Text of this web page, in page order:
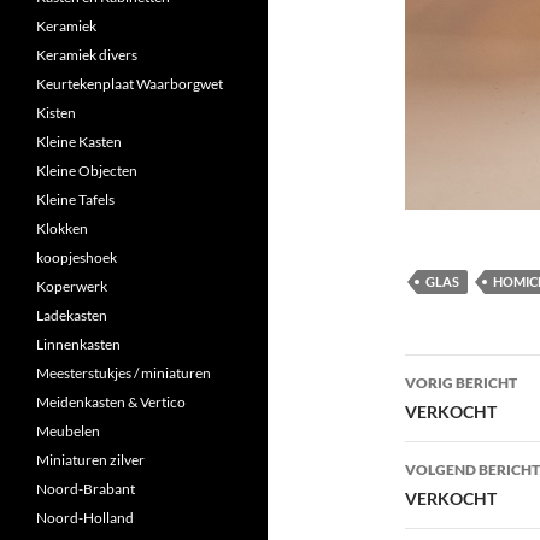
GLAS
VORIG BERICHT
VERKOCHT
VOLGEND BERICHT
VERKOCHT
Keramiek
Keramiek divers
Keurtekenplaat Waarborgwet
Kisten
Kleine Kasten
Kleine Objecten
Kleine Tafels
Klokken
koopjeshoek
Koperwerk
Ladekasten
Linnenkasten
Meesterstukjes / miniaturen
Meidenkasten & Vertico
Meubelen
Miniaturen zilver
Noord-Brabant
Noord-Holland